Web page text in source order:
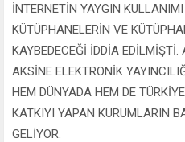
İNTERNETİN YAYGIN
KÜTÜPHANELERİN VE
KAYBEDECEĞİ İDDİA
AKSİNE ELEKTRONİK
HEM DÜNYADA HEM DE
KATKIYI YAPAN KURUMLARIN
GELİYOR.